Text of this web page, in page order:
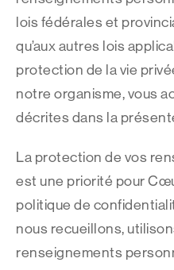
lois fédérales et
qu’aux autres lois
protection de la vie
notre organisme, vous
décrites dans la
La protection de vos
est une priorité pour
politique de
nous recueillons,
renseignements